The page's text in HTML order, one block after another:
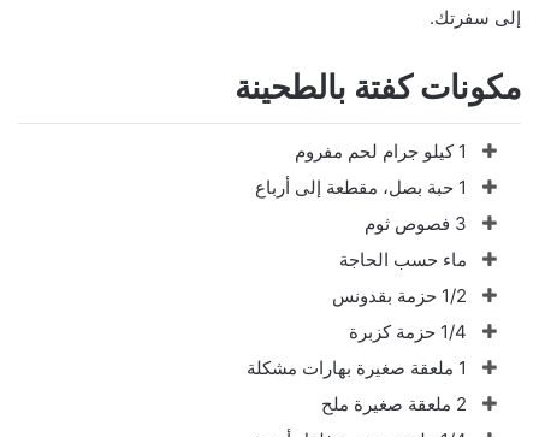
إلى سفرتك.
مكونات كفتة بالطحينة
1 كيلو جرام لحم مفروم
1 حبة بصل، مقطعة إلى أرباع
3 فصوص ثوم
ماء حسب الحاجة
1/2 حزمة بقدونس
1/4 حزمة كزبرة
1 ملعقة صغيرة بهارات مشكلة
2 ملعقة صغيرة ملح